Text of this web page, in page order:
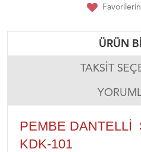
ÜRÜN
TAKSIT
PEMBE DANTELLI
KDK-101